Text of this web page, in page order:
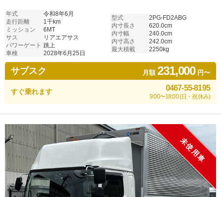
年式
令和8年6月
走行距離
1千km
ミッション
6MT
サス
リアエアサス
パワーゲート 跳上
車検
2028年6月25日
型式
2PG-FD2ABG
内寸長さ
620.0cm
内寸幅
240.0cm
内寸高さ
242.0cm
最大積載
2250kg
サブスク 月額231,000円〜
すぐ乗れます 0467-55-8195
9:00〜18:00 (日・祝休み)
未使用車